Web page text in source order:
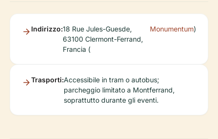
Indirizzo:18 Rue Jules-Guesde,
63100 Clermont-Ferrand,
Francia (
Monumentum)
Trasporti:Accessibile in tram o autobus;
parcheggio limitato a Montferrand,
soprattutto durante gli eventi.